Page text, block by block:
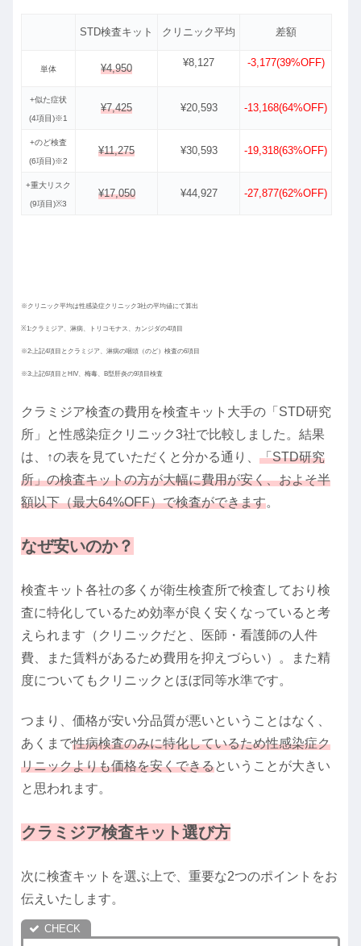
STD検査キット クリニック平均 差額
単体 ¥4,950 ¥8,127 -3,177(39%OFF)
+似た症状
(4項目)※1
¥7,425 ¥20,593 -13,168(64%OFF)
+のど検査
(6項目)※2
¥11,275 ¥30,593 -19,318(63%OFF)
+重大リスク
(9項目)※3
¥17,050 ¥44,927 -27,877(62%OFF)
※クリニック平均は性感染症クリニック3社の平均値にて算出
※1:クラミジア、淋病、トリコモナス、カンジダの4項目
※2:上記4項目とクラミジア、淋病の咽頭（のど）検査の6項目
※3:上記6項目とHIV、梅毒、B型肝炎の9項目検査
クラミジア検査の費用を検査キット大手の「STD研究
所」と性感染症クリニック3社で比較しました。結果
は、↑の表を見ていただくと分かる通り、 「STD研究
所」の検査キットの方が大幅に費用が安く、およそ半
額以下（最大64%OFF）で検査ができます。
なぜ安いのか？
検査キット各社の多くが衛生検査所で検査しており検
査に特化しているため効率が良く安くなっていると考
えられます（クリニックだと、医師・看護師の人件
費、また賃料があるため費用を抑えづらい）。また精
度についてもクリニックとほぼ同等水準です。
つまり、価格が安い分品質が悪いということはなく、
あくまで性病検査のみに特化しているため性感染症ク
リニックよりも価格を安くできるということが大きい
と思われます。
クラミジア検査キット選び方
次に検査キットを選ぶ上で、重要な2つのポイントをお
伝えいたします。